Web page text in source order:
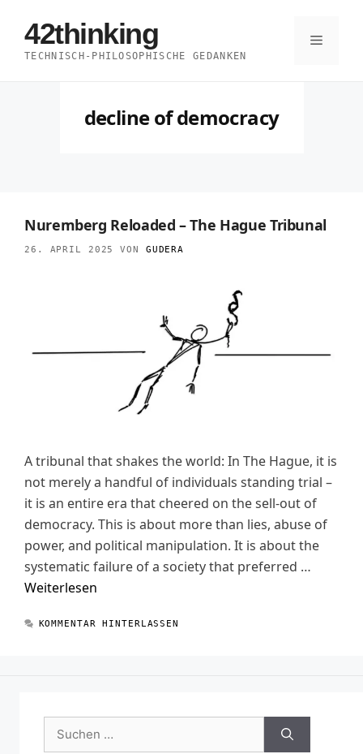
Inhalt
springen
42thinking
TECHNISCH-PHILOSOPHISCHE GEDANKEN
Menü
decline of democracy
Nuremberg Reloaded – The Hague Tribunal
26. APRIL 2025 VON GUDERA
A tribunal that shakes the world: In The Hague, it is
not merely a handful of individuals standing trial –
it is an entire era that cheered on the sell-out of
democracy. This is about more than lies, abuse of
power, and political manipulation. It is about the
systematic failure of a society that preferred …
Weiterlesen
KOMMENTAR HINTERLASSEN
Suchen
nach: